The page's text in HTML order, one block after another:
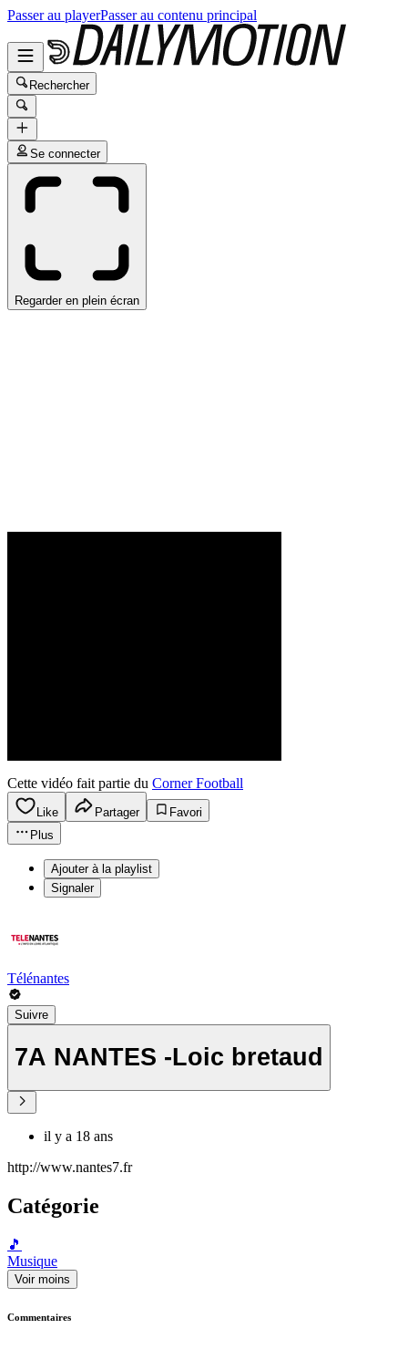
Passer au playerPasser au contenu principal
Rechercher
Se connecter
Regarder en plein écran
Cette vidéo fait partie du Corner Football
Like Partager
Favori
Plus
Ajouter à la playlist
Signaler
Télénantes
Suivre
7A NANTES -Loic bretaud
il y a 18 ans
http://www.nantes7.fr
Catégorie
🎵
Musique
Voir moins
Commentaires